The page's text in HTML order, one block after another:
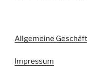
Allgemeine
Impressum